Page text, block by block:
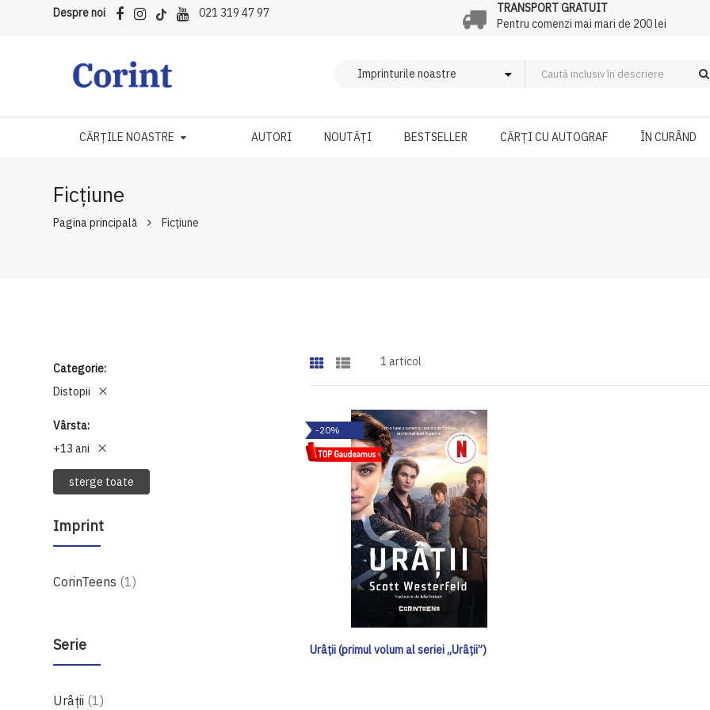
Despre noi 021 319 47 97
TRANSPORT GRATUIT
Pentru comenzi mai mari de 200 lei
CĂRȚILE NOASTRE AUTORI NOUTĂȚI BESTSELLER CĂRȚI CU AUTOGRAF ÎN CURÂND
Ficțiune
Pagina principală Ficțiune
Categorie
Distopii
Vârsta
+13 ani
sterge toate
Imprint
CorinTeens 1produs
Serie
Urâții 1produs
1 articol
-20%
Urâții (primul volum al seriei „Urâții”)